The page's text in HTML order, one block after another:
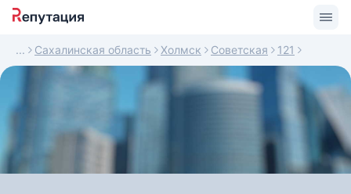
Сахалинская область Холмск Советская 121